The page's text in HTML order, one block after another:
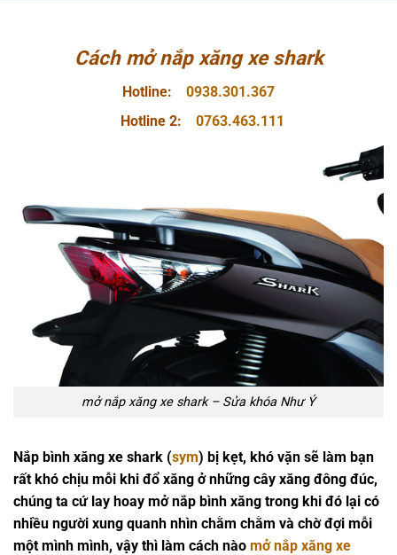
Cách mở nắp xăng xe shark
Hotline:
0938.301.367
Hotline 2:
0763.463.111
mở nắp xăng xe shark – Sửa khóa Như Ý
Nắp bình xăng xe shark (sym) bị kẹt, khó vặn sẽ làm bạn
rất khó chịu mỗi khi đổ xăng ở những cây xăng đông đúc,
chúng ta cứ lay hoay mở nắp bình xăng trong khi đó lại có
nhiều người xung quanh nhìn chằm chằm và chờ đợi mỗi
một mình mình, vậy thì làm cách nào mở nắp xăng xe